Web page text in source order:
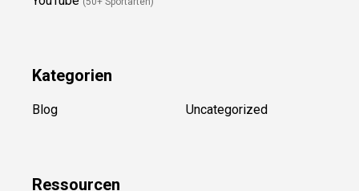
YouTube (50+ Sportarten)
Blog